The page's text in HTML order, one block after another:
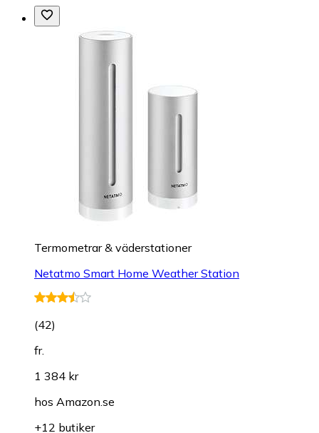
Termometrar & väderstationer
Netatmo Smart Home Weather Station
(42)
fr.
1 384 kr
hos Amazon.se
+12 butiker